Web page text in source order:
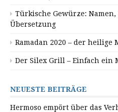
Türkische Gewürze:
Übersetzung
Ramadan 2020 – der heilige
Der Silex Grill – Einfach ein
NEUESTE BEITRÄGE
Hermoso empört über das